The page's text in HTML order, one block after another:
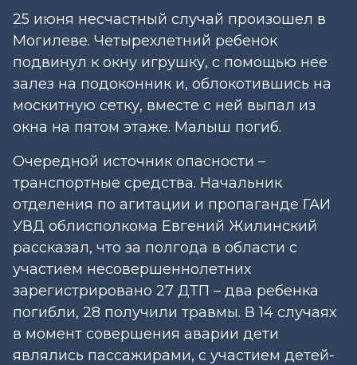
25 июня несчастный случай произошел в
Могилеве. Четырехлетний ребенок
подвинул к окну игрушку, с помощью нее
залез на подоконник и, облокотившись на
москитную сетку, вместе с ней выпал из
окна на пятом этаже. Малыш погиб.
Очередной источник опасности –
транспортные средства. Начальник
отделения по агитации и пропаганде ГАИ
УВД облисполкома Евгений Жилинский
рассказал, что за полгода в области с
участием несовершеннолетних
зарегистрировано 27 ДТП – два ребенка
погибли, 28 получили травмы. В 14 случаях
в момент совершения аварии дети
являлись пассажирами, с участием детей-